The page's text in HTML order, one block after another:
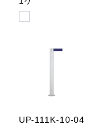
UP-111K-10-04